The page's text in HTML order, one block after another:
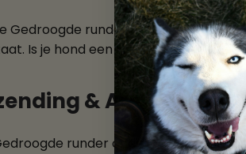
Gedroogde runder onderpoot als
Is je hond een fanatieke sloper?
& Afhalen
runder onderpoot is snel